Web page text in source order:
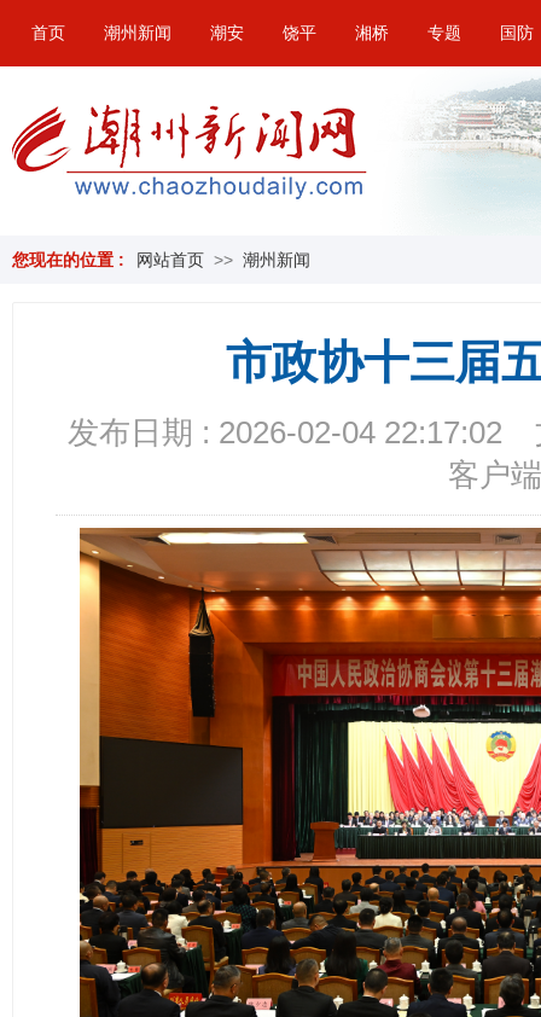
首页 潮州新闻 潮安 饶平 湘桥 专题 国防
您现在的位置 : 网站首页 >> 潮州新闻
市政协十三届
发布日期 : 2026-02-04 22:17:02
客户端